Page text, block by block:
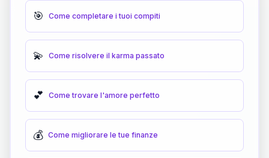
🎯 Come completare i tuoi compiti
💫 Come risolvere il karma passato
💕 Come trovare l'amore perfetto
💰 Come migliorare le tue finanze